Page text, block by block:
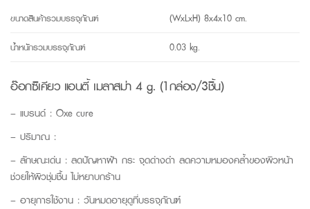
ขนาดสินค้ารวมบรรจุภัณฑ์
(WxLxH) 8x4x10 cm.
น้ำหนักรวมบรรจุภัณฑ์
0.03 kg.
อ๊อกซิเคียว แอนตี้ เมลาสม่า 4 g. (1กล่อง/3ชิ้น)
– แบรนด์ : Oxe cure
– ปริมาณ :
– ลักษณะเด่น : ลดปัญหาฝ้า กระ จุดด่างดำ ลดความหมองคล้ำของผิวหน้า
ช่วยให้ผิวชุ่มชื้น ไม่หยาบกร้าน
– อายุการใช้งาน : วันหมดอายุดูที่บรรจุภัณฑ์